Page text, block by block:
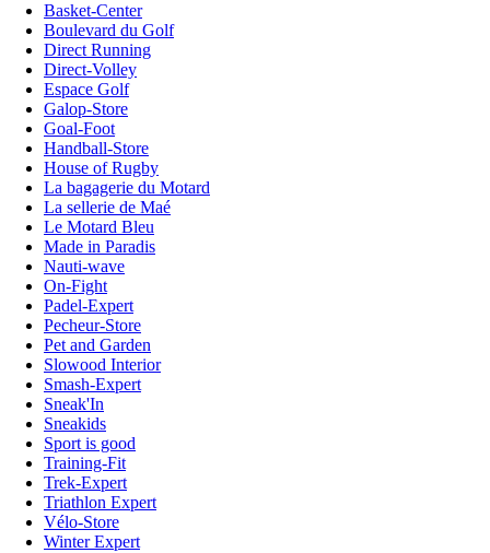
Basket-Center
Boulevard du Golf
Direct Running
Direct-Volley
Espace Golf
Galop-Store
Goal-Foot
Handball-Store
House of Rugby
La bagagerie du Motard
La sellerie de Maé
Le Motard Bleu
Made in Paradis
Nauti-wave
On-Fight
Padel-Expert
Pecheur-Store
Pet and Garden
Slowood Interior
Smash-Expert
Sneak'In
Sneakids
Sport is good
Training-Fit
Trek-Expert
Triathlon Expert
Vélo-Store
Winter Expert